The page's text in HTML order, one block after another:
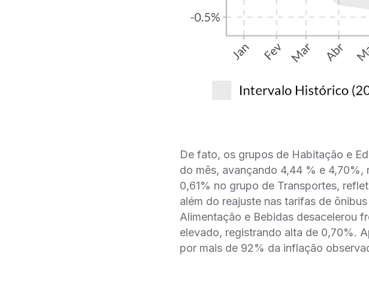
De fato, os grupos de Habitação e
do mês, avançando 4,44 % e
0,61% no grupo de Transportes,
além do reajuste nas tarifas de
Alimentação e Bebidas desacelerou
elevado, registrando alta de 0,70%.
por mais de 92% da inflação